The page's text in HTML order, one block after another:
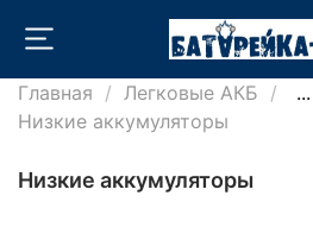
Главная Легковые АКБ
...
Низкие аккумуляторы
Низкие аккумуляторы